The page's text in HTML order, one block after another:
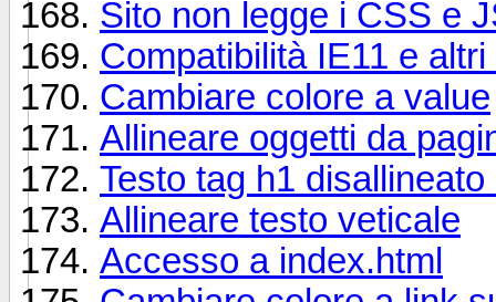
Sito non legge i CSS e
Compatibilità IE11 e
Cambiare colore a value
Allineare oggetti da
Testo tag h1
Allineare testo veticale
Accesso a index.html